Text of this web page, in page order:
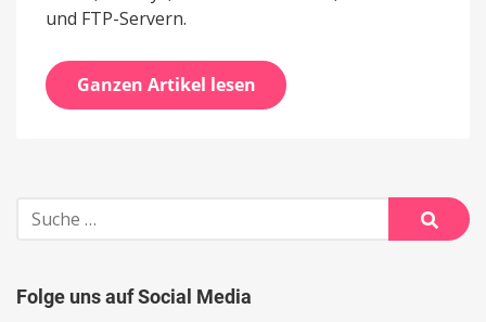
und FTP-Servern.
Ganzen Artikel lesen
Suche
nach:
Suche
Folge uns auf Social Media